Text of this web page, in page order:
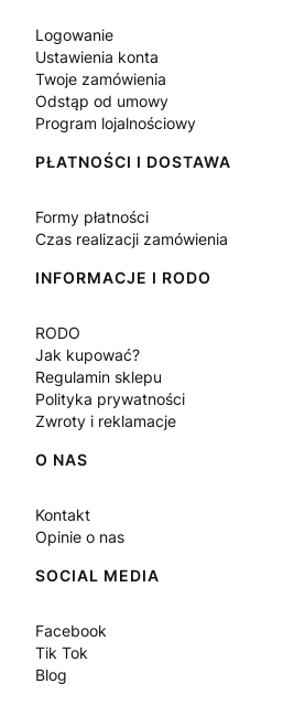
Logowanie
Ustawienia konta
Twoje zamówienia
Odstąp od umowy
Program lojalnościowy
PŁATNOŚCI I DOSTAWA
Formy płatności
Czas realizacji zamówienia
INFORMACJE I RODO
RODO
Jak kupować?
Regulamin sklepu
Polityka prywatności
Zwroty i reklamacje
O NAS
Kontakt
Opinie o nas
SOCIAL MEDIA
Facebook
Tik Tok
Blog